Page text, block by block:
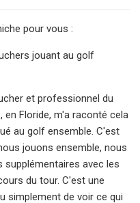
pour vous :
jouant au golf
et professionnel du
en Floride, m'a raconté cela
au golf ensemble. C'est
jouons ensemble, nous
avec les
du tour. C'est une
simplement de voir ce qui